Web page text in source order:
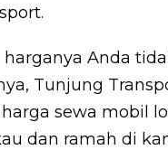
Anda
Tunjung
sewa mobil
dan ramah di